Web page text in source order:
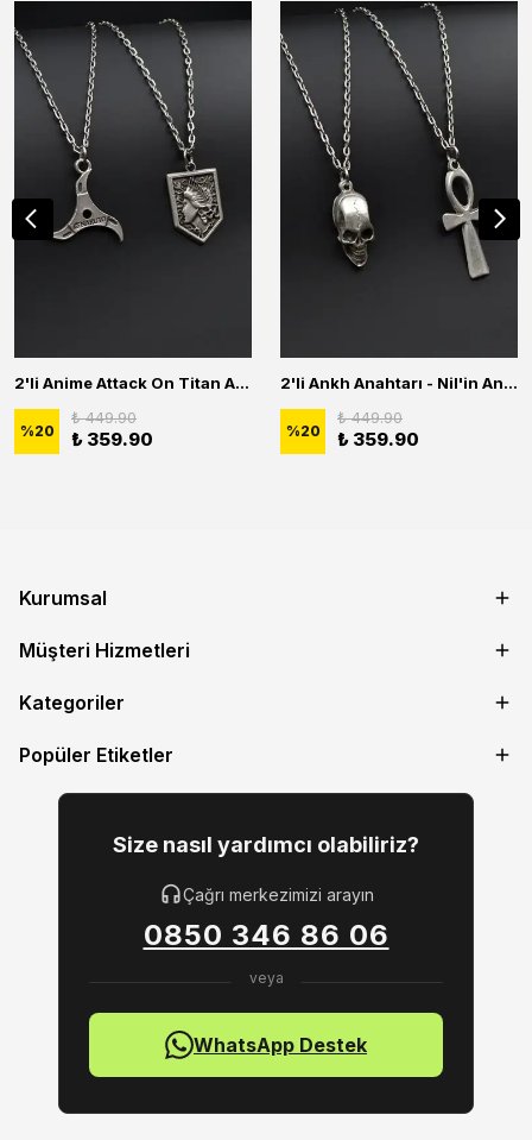
2'li Anime Attack On Titan Acrylic Maria Anime Naruto Erkek Kadın Kolye Seti
%20
₺ 449.90
₺ 359.90
2'li Ankh Anahtarı - Nil'in Anahtarı - Kuru Kafa Erkek Kadın Kolye Seti
%20
₺ 449.90
₺ 359.90
Kurumsal
Müşteri Hizmetleri
Kategoriler
Popüler Etiketler
Size nasıl yardımcı olabiliriz?
Çağrı merkezimizi arayın
0850 346 86 06
WhatsApp Destek